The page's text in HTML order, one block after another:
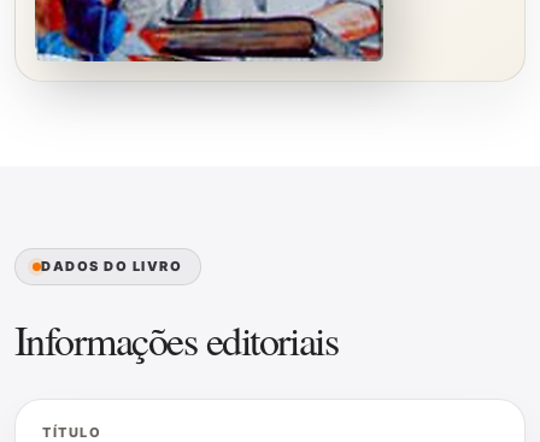
DADOS DO LIVRO
Informações editoriais
TÍTULO